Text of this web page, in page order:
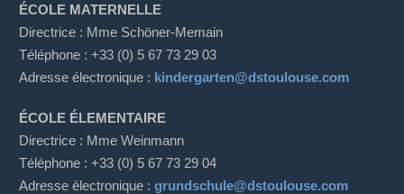
ÉCOLE MATERNELLE
Directrice : Mme Schöner-Memain
Téléphone : +33 (0) 5 67 73 29 03
Adresse électronique : kindergarten@dstoulouse.com
ÉCOLE ÉLEMENTAIRE
Directrice : Mme Weinmann
Téléphone : +33 (0) 5 67 73 29 04
Adresse électronique :grundschule@dstoulouse.com